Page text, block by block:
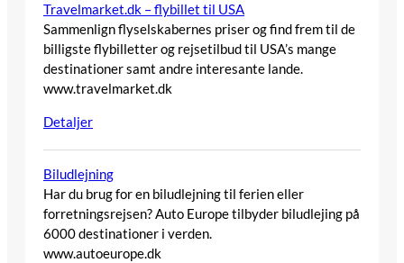
Travelmarket.dk – flybillet til USA
Sammenlign flyselskabernes priser og find frem til de
billigste flybilletter og rejsetilbud til USA’s mange
destinationer samt andre interesante lande.
www.travelmarket.dk
Detaljer
Biludlejning
Har du brug for en biludlejning til ferien eller
forretningsrejsen? Auto Europe tilbyder biludlejing på
6000 destinationer i verden.
www.autoeurope.dk